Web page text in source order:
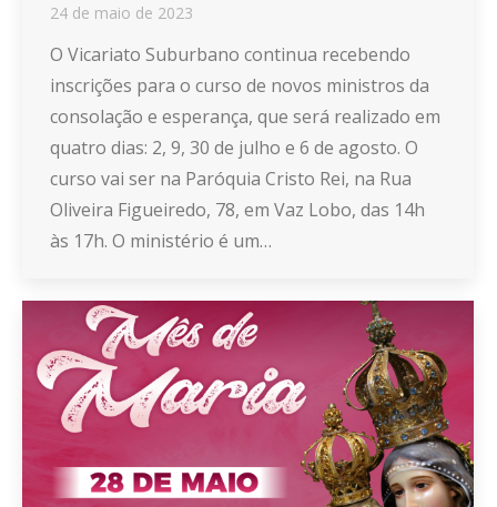
24 de maio de 2023
O Vicariato Suburbano continua recebendo
inscrições para o curso de novos ministros da
consolação e esperança, que será realizado em
quatro dias: 2, 9, 30 de julho e 6 de agosto. O
curso vai ser na Paróquia Cristo Rei, na Rua
Oliveira Figueiredo, 78, em Vaz Lobo, das 14h
às 17h. O ministério é um…